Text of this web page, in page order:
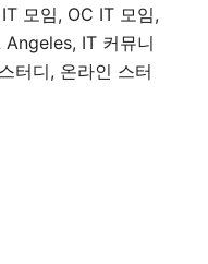
모임, OC IT 모임,
Angeles, IT 커뮤니
터디, 온라인 스터